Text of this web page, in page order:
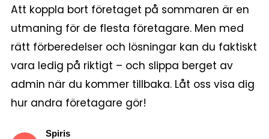
Att koppla bort företaget på sommaren är en
utmaning för de flesta företagare. Men med
rätt förberedelser och lösningar kan du faktiskt
vara ledig på riktigt – och slippa berget av
admin när du kommer tillbaka. Låt oss visa dig
hur andra företagare gör!
Spiris